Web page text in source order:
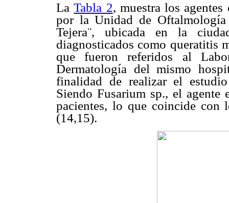
LaTabla 2, muestra los
por la Unidad de
Tejera¨, ubicada en la
diagnosticados como queratitis
que fueron referidos al
Dermatología del mismo
finalidad de realizar el
Siendo Fusarium sp., el
pacientes, lo que coincide con
(14,15).